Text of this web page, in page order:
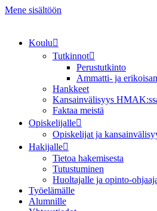
Mene sisältöön
Koulu
Tutkinnot
Perustutkinto
Ammatti- ja
Hankkeet
Kansainvälisyys
Faktaa meistä
Opiskelijalle
Opiskelijat ja
Hakijalle
Tietoa hakemisesta
Tutustuminen
Huoltajalle ja opinto-
Työelämälle
Alumnille